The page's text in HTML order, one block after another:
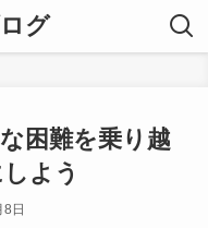
グ
困難を乗り越
よう
日